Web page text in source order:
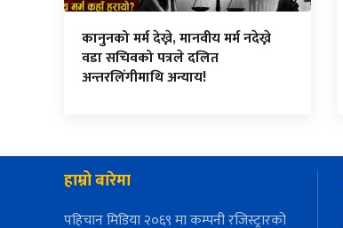
कानुनको मर्म देख्ने, मानवीय मर्म नदेख्ने
वडा सचिवको पत्रले दलित
अन्तरलिंगीमाथि अन्याय!
हाम्रो बारेमा
पहिचान मिडिया २०६९ मा कम्पनी रजिस्ट्रारको